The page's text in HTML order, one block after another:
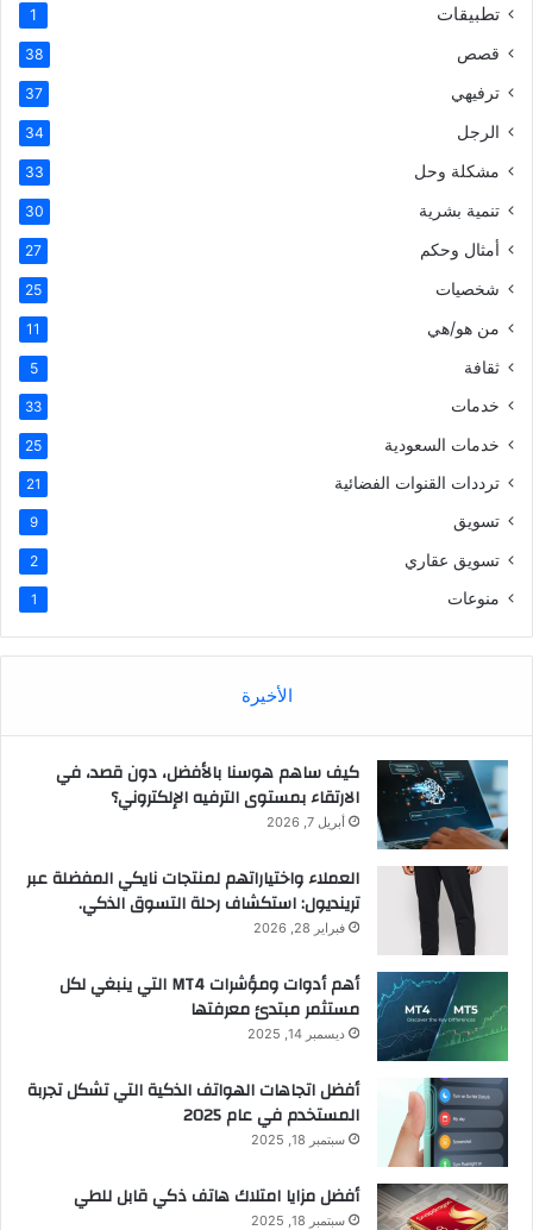
تطبيقات 1
قصص 38
ترفيهي 37
الرجل 34
مشكلة وحل 33
تنمية بشرية 30
أمثال وحكم 27
شخصيات 25
من هو/هي 11
ثقافة 5
خدمات 33
خدمات السعودية 25
ترددات القنوات الفضائية 21
تسويق 9
تسويق عقاري 2
منوعات 1
الأخيرة
كيف ساهم هوسنا بالأفضل، دون قصد، في
الارتقاء بمستوى الترفيه الإلكتروني؟
أبريل 7, 2026
العملاء واختياراتهم لمنتجات نايكي المفضلة عبر
ترينديول: استكشاف رحلة التسوق الذكي.
فبراير 28, 2026
أهم أدوات ومؤشرات MT4 التي ينبغي لكل
مستثمر مبتدئ معرفتها
ديسمبر 14, 2025
أفضل اتجاهات الهواتف الذكية التي تشكل تجربة
المستخدم في عام 2025
سبتمبر 18, 2025
أفضل مزايا امتلاك هاتف ذكي قابل للطي
سبتمبر 18, 2025